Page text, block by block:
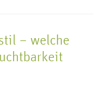
– welche